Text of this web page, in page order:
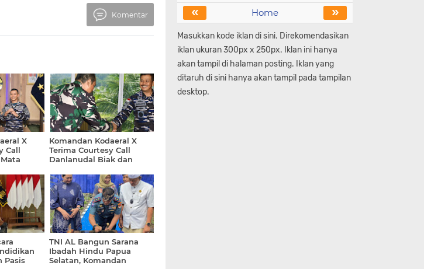
Komentar
X
Call
Komandan Kodaeral X
Terima Courtesy Call
Danlanudal Biak dan
Sinergi Operasi TNI
Angkatan Laut
Pasis
TNI AL Bangun Sarana
Ibadah Hindu Papua
Selatan, Komandan
« »
Home
Masukkan kode iklan di sini. Direkomendasikan
iklan ukuran 300px x 250px. Iklan ini hanya
akan tampil di halaman posting. Iklan yang
ditaruh di sini hanya akan tampil pada tampilan
desktop.